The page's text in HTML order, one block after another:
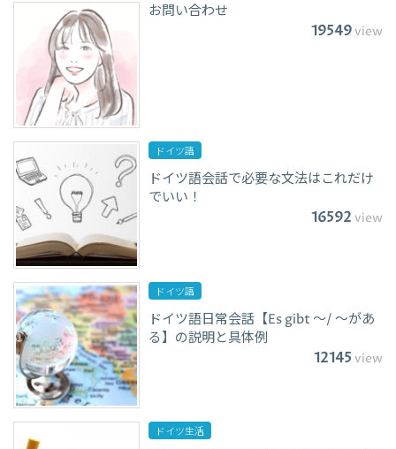
お問い合わせ
19549view
ドイツ語
ドイツ語会話で必要な文法はこれだけ
でいい！
16592 view
ドイツ語
ドイツ語日常会話【Es gibt ～/ ～があ
る】の説明と具体例
12145 view
ドイツ生活